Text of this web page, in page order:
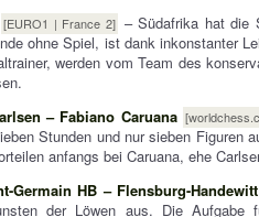
[EURO1 | France 2] – Südafrika hat die
ohne Spiel, ist dank inkonstanter
werden vom Team des
– Fabiano Caruana
Stunden und nur sieben Figuren
anfangs bei Caruana, ehe
Germain HB – Flensburg-Handewitt
der Löwen aus. Die